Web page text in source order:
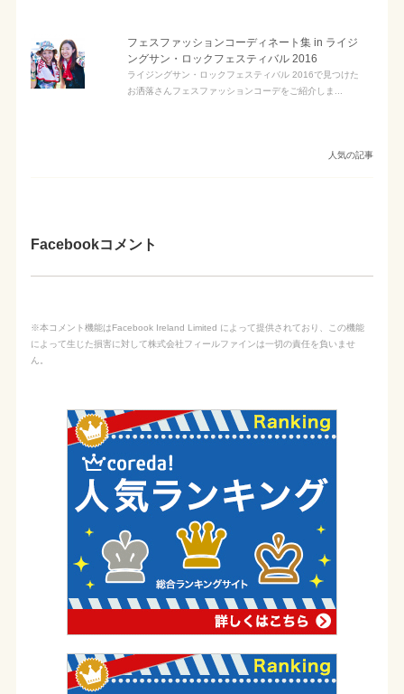
フェスファッションコーディネート集 in ライジ
ングサン・ロックフェスティバル 2016
ライジングサン・ロックフェスティバル 2016で見つけた
お洒落さんフェスファッションコーデをご紹介しま...
人気の記事
Facebookコメント
※本コメント機能はFacebook Ireland Limited によって提供されており、この機能
によって生じた損害に対して株式会社フィールファインは一切の責任を負いませ
ん。